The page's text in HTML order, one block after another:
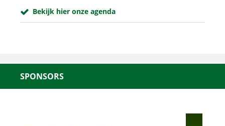
Bekijk hier onze agenda
SPONSORS